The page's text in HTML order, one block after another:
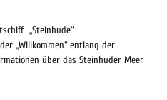
„Steinhude“
„Willkommen“ entlang der
über das Steinhuder Meer